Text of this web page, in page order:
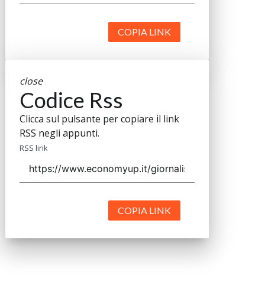
COPIA LINK
close
Codice Rss
Clicca sul pulsante per copiare il link
RSS negli appunti.
RSS link
COPIA LINK